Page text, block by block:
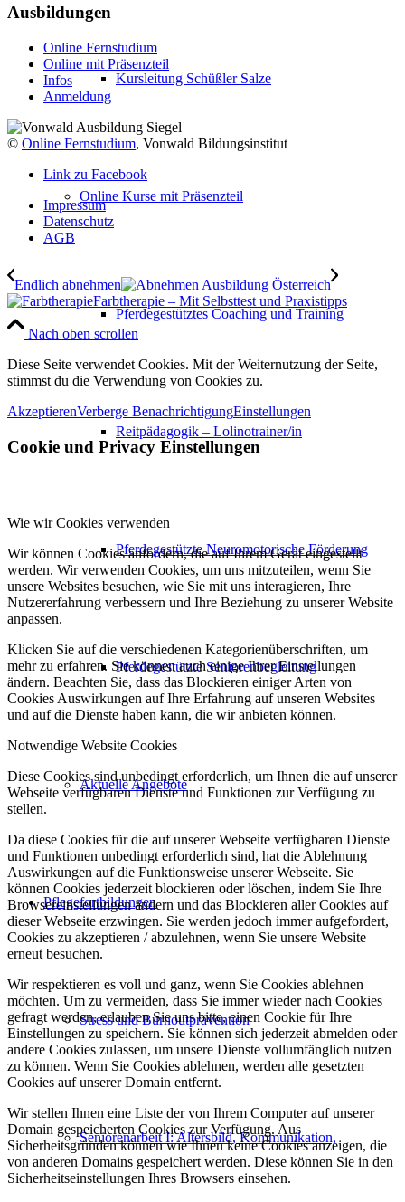
Kursleitung Schüßler Salze
Online Kurse mit Präsenzteil
Pferdegestütztes Coaching und Training
Reitpädagogik – Lolinotrainer/in
Pferdegestützte Neuromotorische Förderung
Pferdegestützte Seniorenbegleitung
Aktuelle Angebote
Pflegefortbildungen
Stress und Burnoutprävention
Seniorenarbeit I: Altersbild, Kommunikation,
Ausbildungen
Online Fernstudium
Online mit Präsenzteil
Infos
Anmeldung
© Online Fernstudium, Vonwald Bildungsinstitut
Link zu Facebook
Impressum
Datenschutz
AGB
Endlich abnehmen
Farbtherapie – Mit Selbsttest und Praxistipps
Nach oben scrollen
Diese Seite verwendet Cookies. Mit der Weiternutzung der Seite,
stimmst du die Verwendung von Cookies zu.
AkzeptierenVerberge BenachrichtigungEinstellungen
Cookie und Privacy Einstellungen
Wie wir Cookies verwenden
Wir können Cookies anfordern, die auf Ihrem Gerät eingestellt
werden. Wir verwenden Cookies, um uns mitzuteilen, wenn Sie
unsere Websites besuchen, wie Sie mit uns interagieren, Ihre
Nutzererfahrung verbessern und Ihre Beziehung zu unserer Website
anpassen.
Klicken Sie auf die verschiedenen Kategorienüberschriften, um
mehr zu erfahren. Sie können auch einige Ihrer Einstellungen
ändern. Beachten Sie, dass das Blockieren einiger Arten von
Cookies Auswirkungen auf Ihre Erfahrung auf unseren Websites
und auf die Dienste haben kann, die wir anbieten können.
Notwendige Website Cookies
Diese Cookies sind unbedingt erforderlich, um Ihnen die auf unserer
Webseite verfügbaren Dienste und Funktionen zur Verfügung zu
stellen.
Da diese Cookies für die auf unserer Webseite verfügbaren Dienste
und Funktionen unbedingt erforderlich sind, hat die Ablehnung
Auswirkungen auf die Funktionsweise unserer Webseite. Sie
können Cookies jederzeit blockieren oder löschen, indem Sie Ihre
Browsereinstellungen ändern und das Blockieren aller Cookies auf
dieser Webseite erzwingen. Sie werden jedoch immer aufgefordert,
Cookies zu akzeptieren / abzulehnen, wenn Sie unsere Website
erneut besuchen.
Wir respektieren es voll und ganz, wenn Sie Cookies ablehnen
möchten. Um zu vermeiden, dass Sie immer wieder nach Cookies
gefragt werden, erlauben Sie uns bitte, einen Cookie für Ihre
Einstellungen zu speichern. Sie können sich jederzeit abmelden oder
andere Cookies zulassen, um unsere Dienste vollumfänglich nutzen
zu können. Wenn Sie Cookies ablehnen, werden alle gesetzten
Cookies auf unserer Domain entfernt.
Wir stellen Ihnen eine Liste der von Ihrem Computer auf unserer
Domain gespeicherten Cookies zur Verfügung. Aus
Sicherheitsgründen können wie Ihnen keine Cookies anzeigen, die
von anderen Domains gespeichert werden. Diese können Sie in den
Sicherheitseinstellungen Ihres Browsers einsehen.